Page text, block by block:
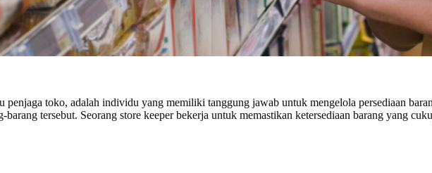
penjaga toko, adalah individu yang memiliki tanggung jawab untuk mengelola persediaan
tersebut. Seorang store keeper bekerja untuk memastikan ketersediaan barang yang